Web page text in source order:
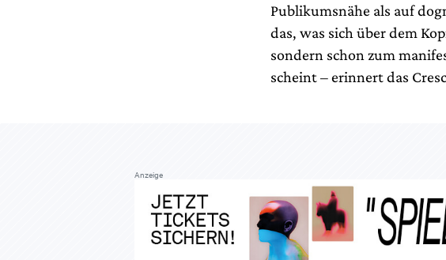
Publikumsnähe als auf
das, was sich über dem
sondern schon zum
scheint – erinnert das
Anzeige